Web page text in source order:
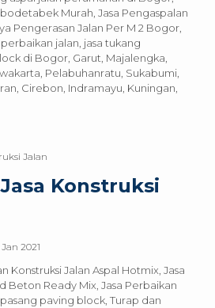
Murah, Jasa Pengaspalan
Pengerasan Jalan Per M 2 Bogor,
jalan, jasa tukang
di Bogor, Garut, Majalengka,
Pelabuhanratu, Sukabumi,
Cirebon, Indramayu, Kuningan,
Konstruksi
2021
Konstruksi Jalan Aspal Hotmix, Jasa
Beton Ready Mix, Jasa Perbaikan
pasang paving block, Turap dan